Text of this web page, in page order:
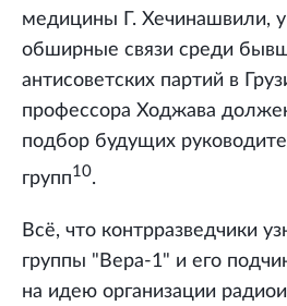
медицины Г. Хечинашвили,
обширные связи среди
антисоветских партий в
профессора Ходжава
подбор будущих
групп10.
Всё, что контрразведчики
группы "Вера-1" и его
на идею организации